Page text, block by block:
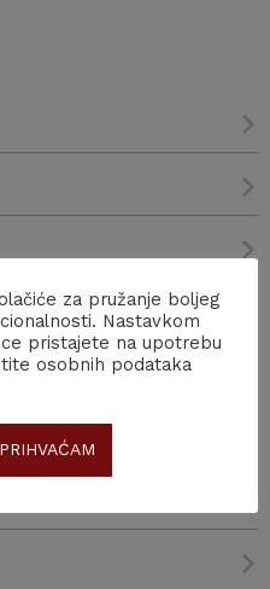
za pružanje boljeg
Nastavkom
pristajete na upotrebu
osobnih podataka
PRIHVAĆAM